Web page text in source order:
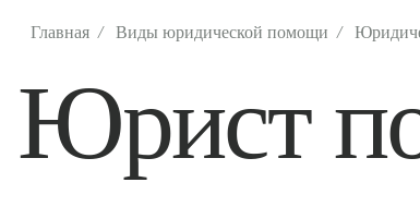
Физ.лица
Юр.лица
Уголовные
Главная / Виды юридической помощи /
Юрист